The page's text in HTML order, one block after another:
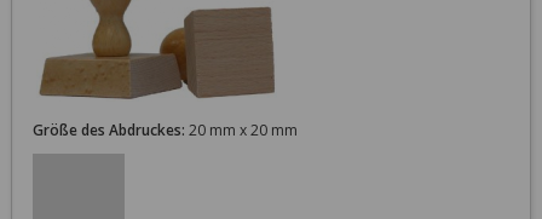
Größe des Abdruckes: 20 mm x 20 mm